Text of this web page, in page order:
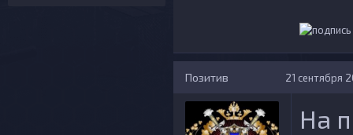
Позитив 21 сентября
На